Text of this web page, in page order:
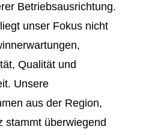
Betriebsausrichtung.
unser Fokus nicht
Qualität und
Unsere
aus der Region,
stammt überwiegend